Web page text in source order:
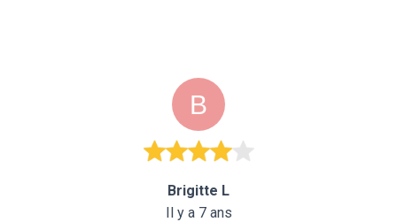
Brigitte L
Il y a 7 ans